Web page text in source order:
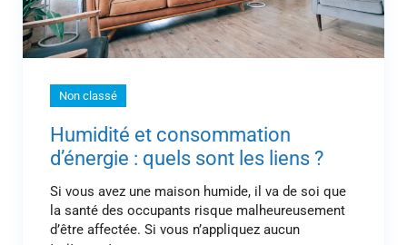
Non classé
Humidité et consommation
d’énergie : quels sont les liens ?
Si vous avez une maison humide, il va de soi que
la santé des occupants risque malheureusement
d’être affectée. Si vous n’appliquez aucun